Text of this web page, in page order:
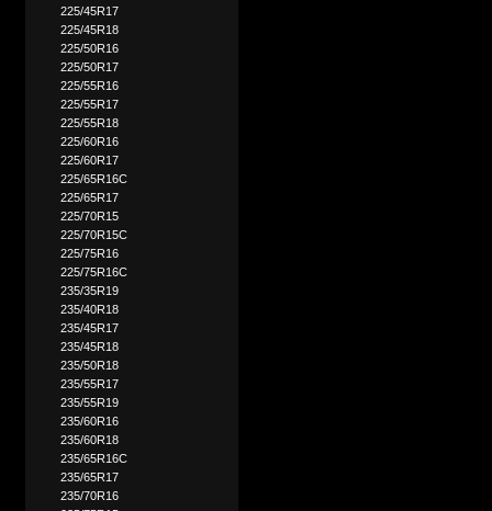
225/45R17
225/45R18
225/50R16
225/50R17
225/55R16
225/55R17
225/55R18
225/60R16
225/60R17
225/65R16C
225/65R17
225/70R15
225/70R15C
225/75R16
225/75R16C
235/35R19
235/40R18
235/45R17
235/45R18
235/50R18
235/55R17
235/55R19
235/60R16
235/60R18
235/65R16C
235/65R17
235/70R16